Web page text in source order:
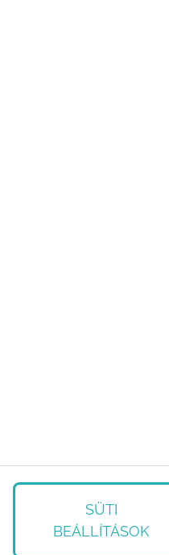
hogy a
számolt be
után is elégedetlen
az esetben a
magát, boldogan
nemcsak az
SÜTI
BEÁLLÍTÁSOK